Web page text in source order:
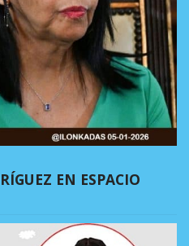
EN ESPACIO